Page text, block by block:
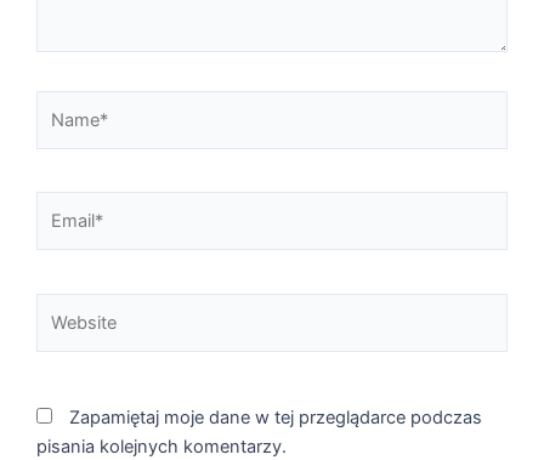
Zapamiętaj moje dane w tej przeglądarce podczas
pisania kolejnych komentarzy.